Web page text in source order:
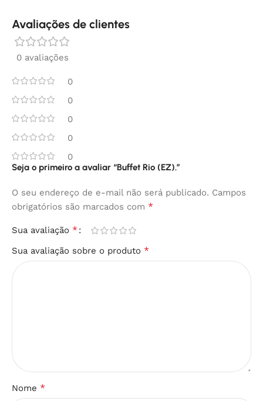
Avaliações de clientes
0 avaliações
0
0
0
0
0
Seja o primeiro a avaliar “Buffet Rio (EZ).”
O seu endereço de e-mail não será publicado. Campos
obrigatórios são marcados com *
Sua avaliação *
Sua avaliação sobre o produto *
Nome *